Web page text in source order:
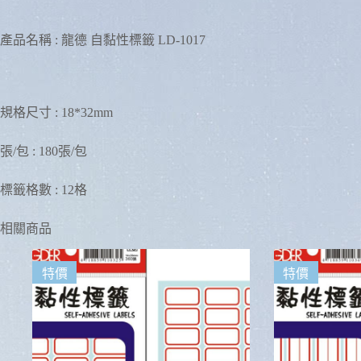
產品名稱 : 龍德 自黏性標籤 LD-1017
規格尺寸 : 18*32mm
張/包 : 180張/包
標籤格數 : 12格
相關商品
特價 特價